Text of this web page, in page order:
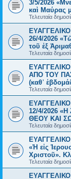
3/5/2026
καὶ Μαύρας
Τελευταία
26/4/2026
τοῦ ἐξ
Τελευταία
ΑΠΟ ΤΟΥ
(καθ᾿
Τελευταία
12/4/2026
ΘΕΟΥ ΚΑΙ
Τελευταία
«Ἡ εἰς
Χριστοῦ».
Τελευταία